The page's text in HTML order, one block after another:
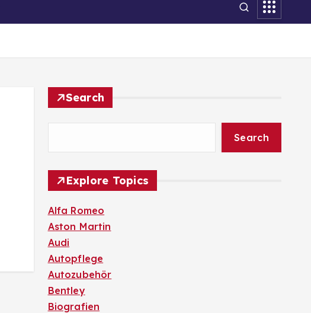
Search
Search
Explore Topics
Alfa Romeo
Aston Martin
Audi
Autopflege
Autozubehör
Bentley
Biografien